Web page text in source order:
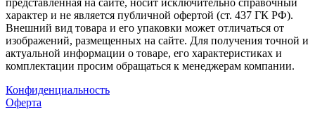
характер и не является публичной офертой (ст. 437 ГК РФ).
Внешний вид товара и его упаковки может отличаться от
изображений, размещенных на сайте. Для получения точной и
актуальной информации о товаре, его характеристиках и
комплектации просим обращаться к менеджерам компании.
Конфиденциальность
Оферта